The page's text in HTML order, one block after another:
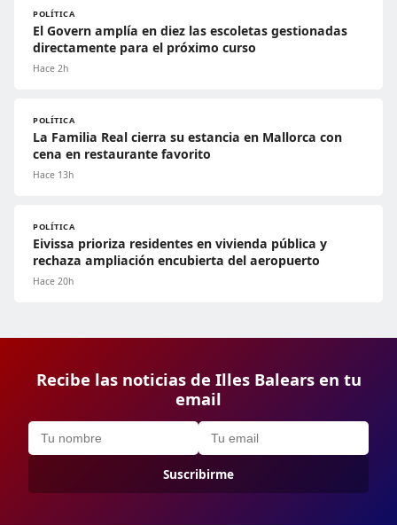
POLÍTICA
El Govern amplía en diez las escoletas gestionadas
directamente para el próximo curso
Hace 2h
POLÍTICA
La Familia Real cierra su estancia en Mallorca con
cena en restaurante favorito
Hace 13h
POLÍTICA
Eivissa prioriza residentes en vivienda pública y
rechaza ampliación encubierta del aeropuerto
Hace 20h
Recibe las noticias de Illes Balears en tu
email
Suscribirme